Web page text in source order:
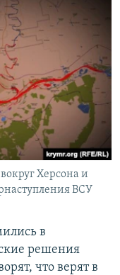
Херсона и
ВСУ
в
решения
что верят в